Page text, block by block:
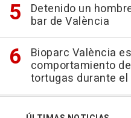
Detenido un
bar de València
Bioparc València
comportamiento
tortugas durante